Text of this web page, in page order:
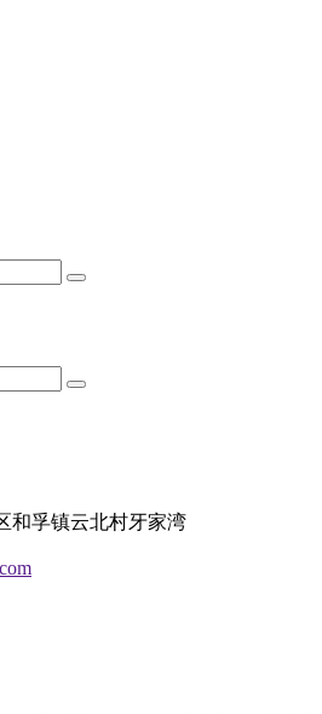
和孚镇云北村牙家湾